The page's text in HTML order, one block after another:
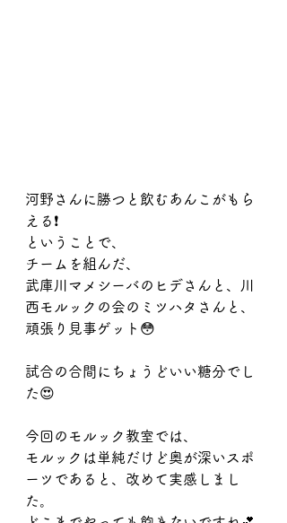
河野さんに勝つと飲むあんこがもら
える❗️
ということで、
チームを組んだ、
武庫川マメシーバのヒデさんと、川
西モルックの会のミツハタさんと、
頑張り見事ゲット😳
試合の合間にちょうどいい糖分でし
た😍
今回のモルック教室では、
モルックは単純だけど奥が深いスポ
ーツであると、改めて実感しまし
た。